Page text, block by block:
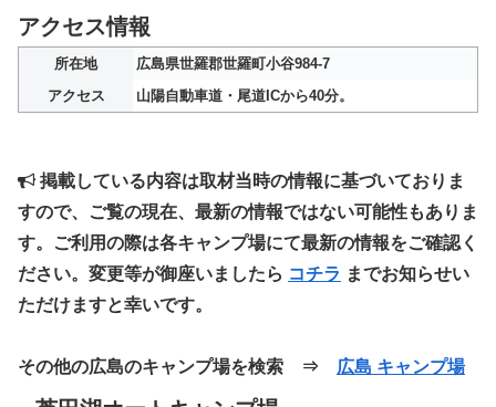
アクセス情報
所在地
広島県世羅郡世羅町小谷984-7
アクセス
山陽自動車道・尾道ICから40分。
掲載している内容は取材当時の情報に基づいておりま
すので、ご覧の現在、最新の情報ではない可能性もありま
す。ご利用の際は各キャンプ場にて最新の情報をご確認く
ださい。変更等が御座いましたら コチラ までお知らせい
ただけますと幸いです。
その他の広島のキャンプ場を検索 ⇒ 広島 キャンプ場